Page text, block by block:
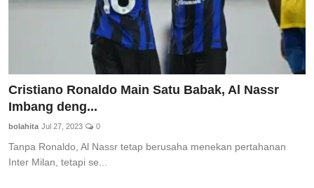
Cristiano Ronaldo Main Satu Babak, Al Nassr
Imbang deng...
bolahita Jul 27, 2023 0
Tanpa Ronaldo, Al Nassr tetap berusaha menekan pertahanan
Inter Milan, tetapi se...